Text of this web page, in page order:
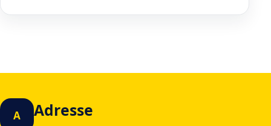
A Adresse